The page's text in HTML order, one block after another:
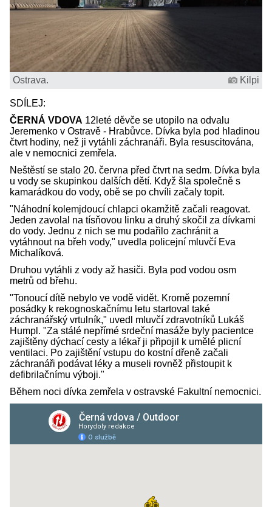
Ostrava. Kilpi
SDÍLEJ:
ČERNÁ VDOVA 12leté děvče se utopilo na odvalu
Jeremenko v Ostravě - Hrabůvce. Dívka byla pod hladinou
čtvrt hodiny, než ji vytáhli záchranáři. Byla resuscitována,
ale v nemocnici zemřela.
Neštěstí se stalo 20. června před čtvrt na sedm. Dívka byla
u vody se skupinkou dalších dětí. Když šla společně s
kamarádkou do vody, obě se po chvíli začaly topit.
"Náhodní kolemjdoucí chlapci okamžitě začali reagovat.
Jeden zavolal na tísňovou linku a druhý skočil za dívkami
do vody. Jednu z nich se mu podařilo zachránit a
vytáhnout na břeh vody," uvedla policejní mluvčí Eva
Michalíková.
Druhou vytáhli z vody až hasiči. Byla pod vodou osm
metrů od břehu.
"Tonoucí dítě nebylo ve vodě vidět. Kromě pozemní
posádky k rekognoskačnímu letu startoval také
záchranářský vrtulník," uvedl mluvčí zdravotníků Lukáš
Humpl. "Za stálé nepřímé srdeční masáže byly pacientce
zajištěny dýchací cesty a lékař ji připojil k umělé plicní
ventilaci. Po zajištění vstupu do kostní dřeně začali
záchranáři podávat léky a museli rovněž přistoupit k
defibrilačnímu výboji."
Během noci dívka zemřela v ostravské Fakultní nemocnici.